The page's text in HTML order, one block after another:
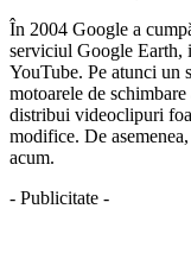
În 2004 Google a
serviciul Google Earth,
YouTube. Pe atunci un
motoarele de
distribui videoclipuri
modifice. De
acum.
- Publicitate -